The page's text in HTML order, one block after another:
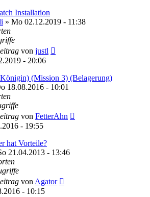
Installation
» Mo 02.12.2019 - 11:38
von justl
- 20:06
(Mission 3) (Belagerung)
18.08.2016 - 10:01
von FetterAhn
- 19:55
hat Vorteile?
21.04.2013 - 13:46
von Agator
- 10:15